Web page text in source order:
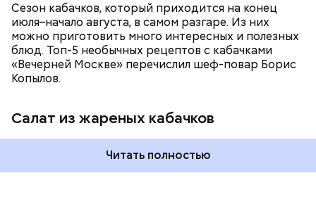
Сезон кабачков, который приходится на конец
июля–начало августа, в самом разгаре. Из них
можно приготовить много интересных и полезных
блюд. Топ-5 необычных рецептов с кабачками
«Вечерней Москве» перечислил шеф-повар Борис
Копылов.
Салат из жареных кабачков
Читать полностью